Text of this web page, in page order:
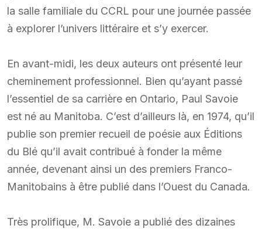
la salle familiale du CCRL pour une journée passée
à explorer l’univers littéraire et s’y exercer.
En avant-midi, les deux auteurs ont présenté leur
cheminement professionnel. Bien qu’ayant passé
l’essentiel de sa carrière en Ontario, Paul Savoie
est né au Manitoba. C’est d’ailleurs là, en 1974, qu’il
publie son premier recueil de poésie aux Éditions
du Blé qu’il avait contribué à fonder la même
année, devenant ainsi un des premiers Franco-
Manitobains à être publié dans l’Ouest du Canada.
Très prolifique, M. Savoie a publié des dizaines